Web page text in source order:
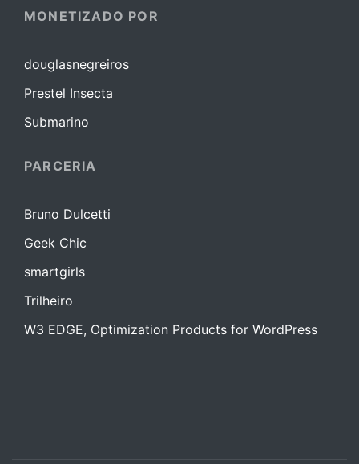
MONETIZADO POR
douglasnegreiros
Prestel Insecta
Submarino
PARCERIA
Bruno Dulcetti
Geek Chic
smartgirls
Trilheiro
W3 EDGE, Optimization Products for WordPress